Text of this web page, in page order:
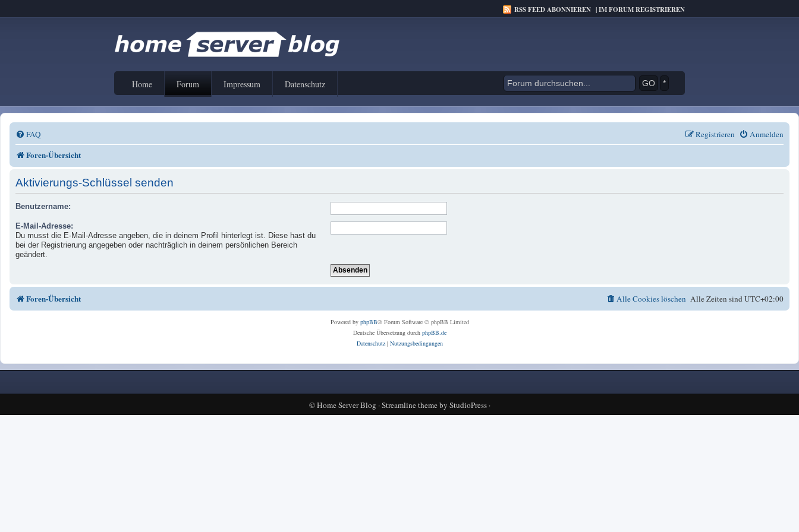
RSS FEED ABONNIEREN |IM FORUM REGISTRIEREN
Home Forum Impressum Datenschutz *
FAQ Anmelden
Registrieren
Foren-Übersicht
Aktivierungs-Schlüssel senden
Benutzername:
E-Mail-Adresse:
Du musst die E-Mail-Adresse angeben, die in deinem Profil hinterlegt ist. Diese hast du
bei der Registrierung angegeben oder nachträglich in deinem persönlichen Bereich
geändert.
Foren-Übersicht Alle Zeiten sindUTC+02:00
Alle Cookies löschen
Powered by phpBB® Forum Software © phpBB Limited
Deutsche Übersetzung durch phpBB.de
Datenschutz| Nutzungsbedingungen
©Home Server Blog ·Streamline themeby StudioPress·